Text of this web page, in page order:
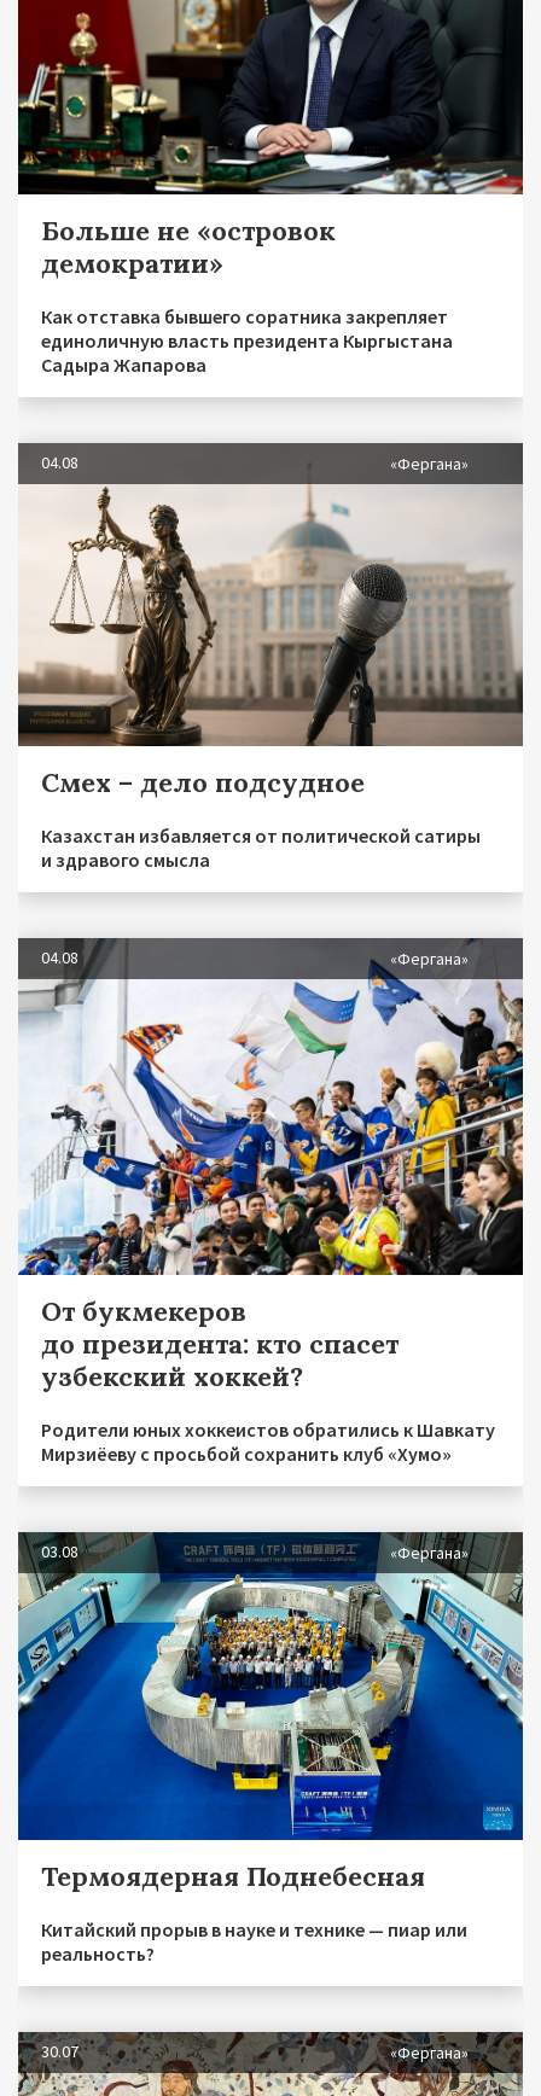
Больше не «островок
демократии»
Как отставка бывшего соратника закрепляет
единоличную власть президента Кыргыстана
Садыра Жапарова
04.08 «Фергана»
Смех – дело подсудное
Казахстан избавляется от политической сатиры
и здравого смысла
04.08 «Фергана»
От букмекеров
до президента: кто спасет
узбекский хоккей?
Родители юных хоккеистов обратились к Шавкату
Мирзиёеву с просьбой сохранить клуб «Хумо»
03.08 «Фергана»
Термоядерная Поднебесная
Китайский прорыв в науке и технике — пиар или
реальность?
30.07 «Фергана»